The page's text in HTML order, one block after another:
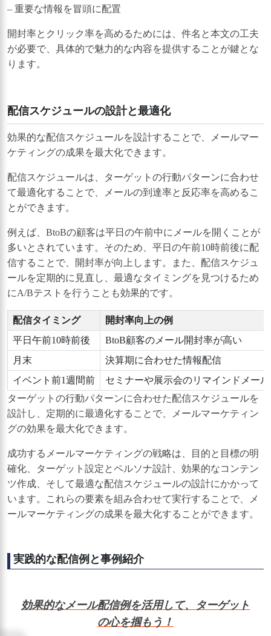
– 重要な情報を冒頭に配置
開封率とクリック率を高めるためには、件名と本文の工夫
が必要で、具体的で魅力的な内容を提供することが鍵とな
ります。
配信スケジュールの設計と最適化
効果的な配信スケジュールを設計することで、メールマー
ケティングの成果を最大化できます。
配信スケジュールは、ターゲットの行動パターンに合わせ
て最適化することで、メールの到達率と反応率を高めるこ
とができます。
例えば、BtoBの顧客は平日の午前中にメールを開くことが
多いとされています。そのため、平日の午前10時前後に配
信することで、開封率が向上します。また、配信スケジュ
ールを定期的に見直し、最適なタイミングを見つけるため
にA/Bテストを行うことも効果的です。
配信タイミング
開封率向上の例
平日午前10時前後
BtoB顧客のメール開封率が高い
月末
決算期に合わせた情報配信
イベント前1週間前
セミナーや展示会のリマインドメール
ターゲットの行動パターンに合わせた配信スケジュールを
設計し、定期的に最適化することで、メールマーケティン
グの効果を最大化できます。
成功するメールマーケティングの戦略は、目的と目標の明
確化、ターゲット設定とペルソナ設計、効果的なコンテン
ツ作成、そして最適な配信スケジュールの設計にかかって
います。これらの要素を組み合わせて実行することで、メ
ールマーケティングの成果を最大化することができます。
実践的な配信例と事例紹介
効果的なメール配信例を活用して、ターゲット
の心を掴もう！